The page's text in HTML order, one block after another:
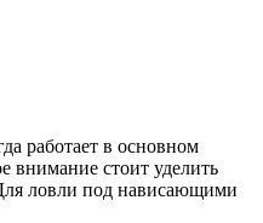
работает в основном
внимание стоит уделить
ловли под нависающими